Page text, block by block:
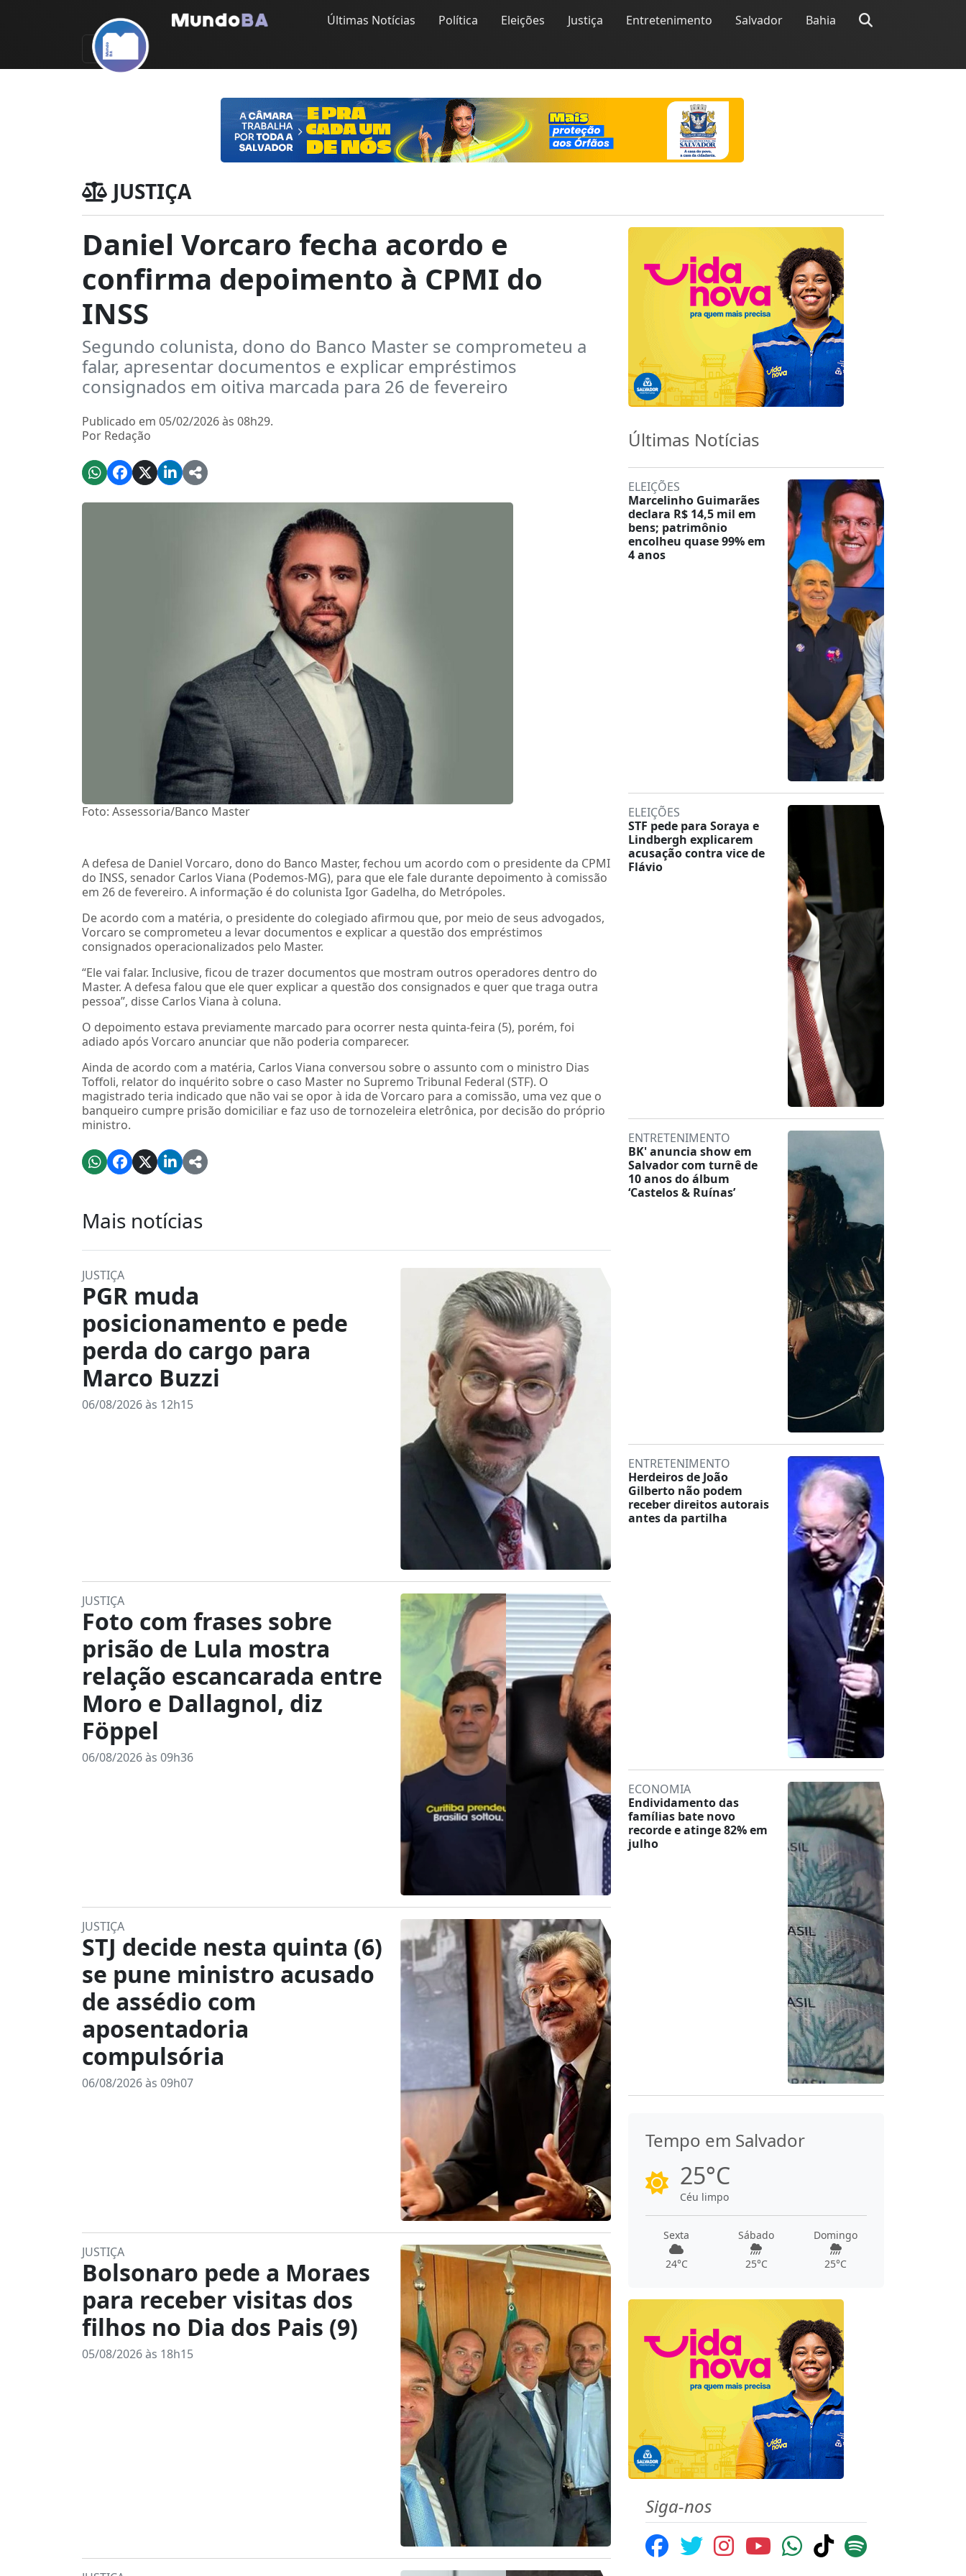
Últimas Notícias Política Eleições Justiça Entretenimento Salvador Bahia
JUSTIÇA
Daniel Vorcaro fecha acordo e
confirma depoimento à CPMI do
INSS
Segundo colunista, dono do Banco Master se comprometeu a
falar, apresentar documentos e explicar empréstimos
consignados em oitiva marcada para 26 de fevereiro
Publicado em 05/02/2026 às 08h29.
Por Redação
Foto: Assessoria/Banco Master
A defesa de Daniel Vorcaro, dono do Banco Master, fechou um acordo com o presidente da CPMI
do INSS, senador Carlos Viana (Podemos-MG), para que ele fale durante depoimento à comissão
em 26 de fevereiro. A informação é do colunista Igor Gadelha, do Metrópoles.
De acordo com a matéria, o presidente do colegiado afirmou que, por meio de seus advogados,
Vorcaro se comprometeu a levar documentos e explicar a questão dos empréstimos
consignados operacionalizados pelo Master.
“Ele vai falar. Inclusive, ficou de trazer documentos que mostram outros operadores dentro do
Master. A defesa falou que ele quer explicar a questão dos consignados e quer que traga outra
pessoa”, disse Carlos Viana à coluna.
O depoimento estava previamente marcado para ocorrer nesta quinta-feira (5), porém, foi
adiado após Vorcaro anunciar que não poderia comparecer.
Ainda de acordo com a matéria, Carlos Viana conversou sobre o assunto com o ministro Dias
Toffoli, relator do inquérito sobre o caso Master no Supremo Tribunal Federal (STF). O
magistrado teria indicado que não vai se opor à ida de Vorcaro para a comissão, uma vez que o
banqueiro cumpre prisão domiciliar e faz uso de tornozeleira eletrônica, por decisão do próprio
ministro.
Mais notícias
JUSTIÇA
PGR muda
posicionamento e pede
perda do cargo para
Marco Buzzi
06/08/2026 às 12h15
JUSTIÇA
Foto com frases sobre
prisão de Lula mostra
relação escancarada entre
Moro e Dallagnol, diz
Föppel
06/08/2026 às 09h36
JUSTIÇA
STJ decide nesta quinta (6)
se pune ministro acusado
de assédio com
aposentadoria
compulsória
06/08/2026 às 09h07
JUSTIÇA
Bolsonaro pede a Moraes
para receber visitas dos
filhos no Dia dos Pais (9)
05/08/2026 às 18h15
Últimas Notícias
ELEIÇÕES
Marcelinho Guimarães
declara R$ 14,5 mil em
bens; patrimônio
encolheu quase 99% em
4 anos
ELEIÇÕES
STF pede para Soraya e
Lindbergh explicarem
acusação contra vice de
Flávio
ENTRETENIMENTO
BK' anuncia show em
Salvador com turnê de
10 anos do álbum
‘Castelos & Ruínas’
ENTRETENIMENTO
Herdeiros de João
Gilberto não podem
receber direitos autorais
antes da partilha
ECONOMIA
Endividamento das
famílias bate novo
recorde e atinge 82% em
julho
Tempo em Salvador
25°C
Céu limpo
Sexta
24°C
Sábado
25°C
Domingo
25°C
Siga-nos